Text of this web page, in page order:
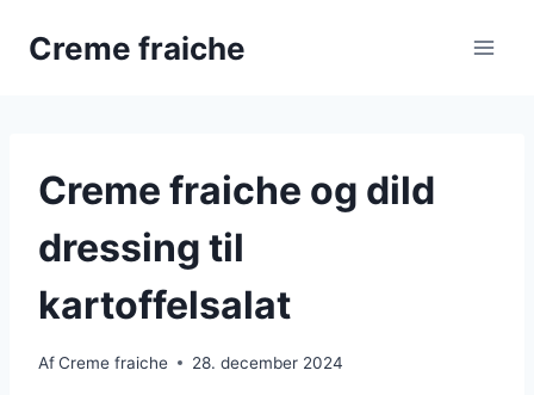
Creme fraiche
Creme fraiche og dild
dressing til
kartoffelsalat
AfCreme fraiche 28. december 2024